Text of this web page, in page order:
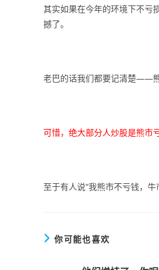
其实如果在今年的环境下不亏
撼了。
老巴的话我们都要记清楚——
可惜，绝大部分人炒股是熊市
至于有人说“我熊市不亏钱，牛
你可能也喜欢